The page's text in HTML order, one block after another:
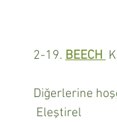
2-19. BEECH
Diğerlerine
Eleştirel